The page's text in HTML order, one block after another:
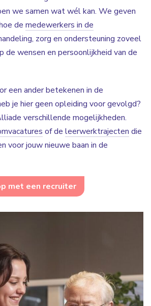
we samen wat wél kan. We geven
de medewerkers in de
zorg en ondersteuning zoveel
de wensen en persoonlijkheid van de
een ander betekenen in de
je hier geen opleiding voor gevolgd?
verschillende mogelijkheden.
of de leerwerktrajecten die
voor jouw nieuwe baan in de
met een recruiter